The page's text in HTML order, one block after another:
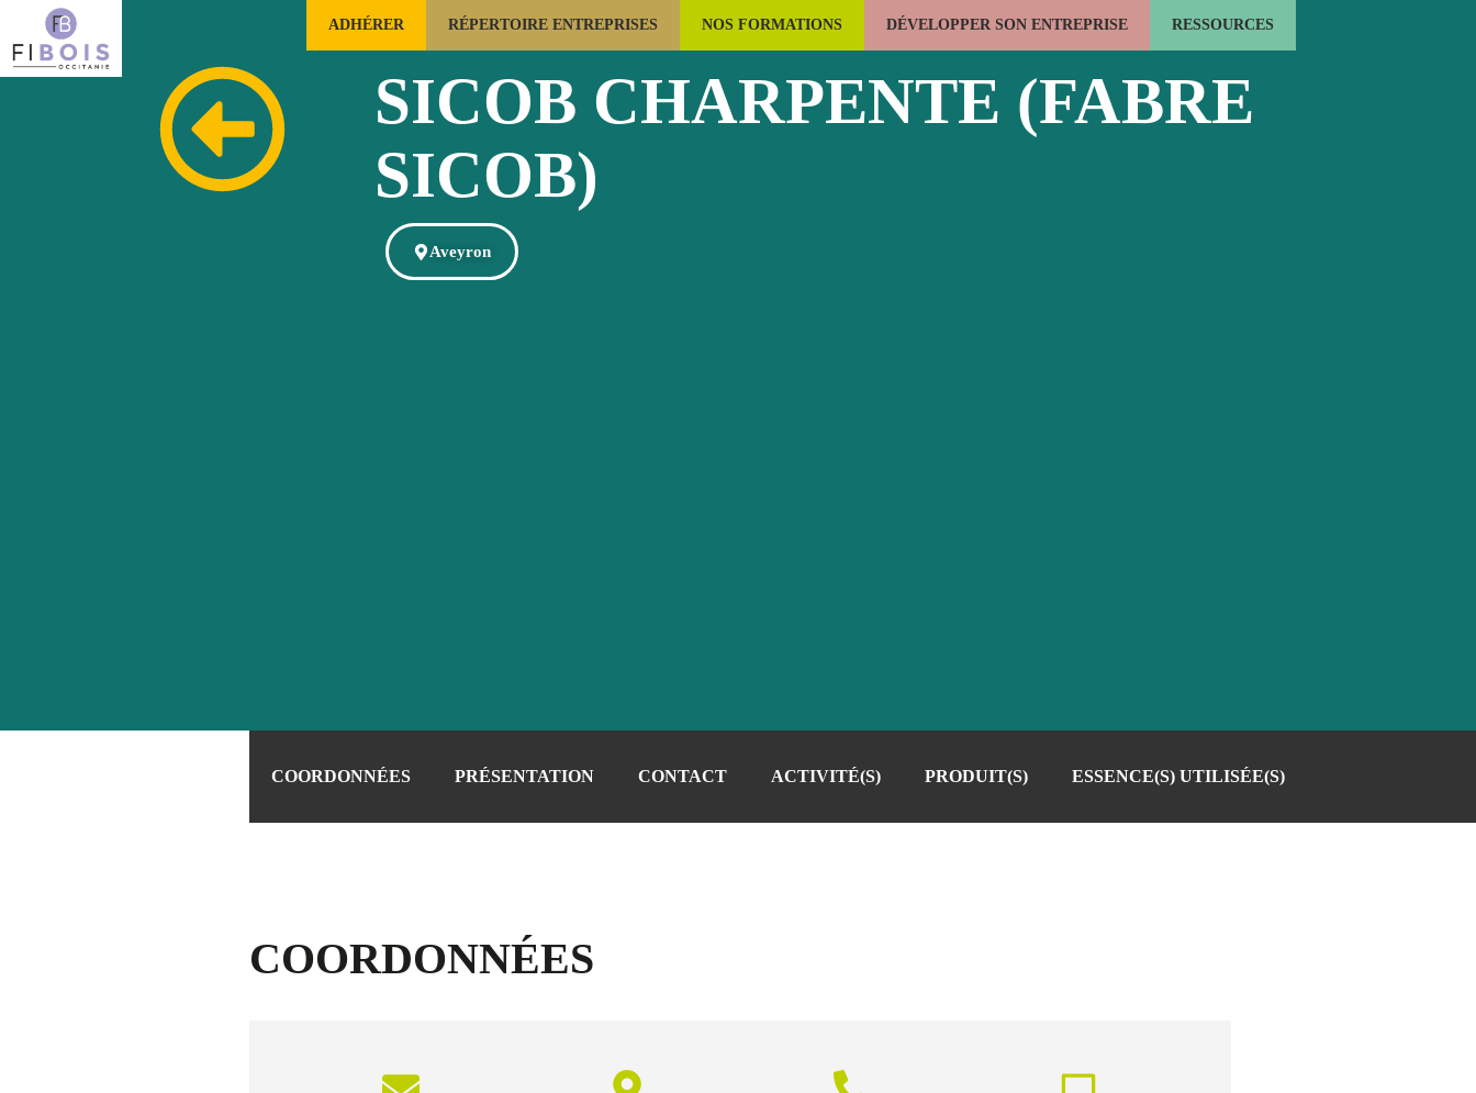
ADHÉRER RÉPERTOIRE ENTREPRISES NOS FORMATIONS DÉVELOPPER SON ENTREPRISE RESSOURCES
FILIÈRE FORÊTS BOIS OCCITANIESICOB CHARPENTE (FABRE
SICOB)
Aveyron
COORDONNÉES PRÉSENTATION CONTACT ACTIVITÉ(S) PRODUIT(S) ESSENCE(S) UTILISÉE(S)
COORDONNÉES